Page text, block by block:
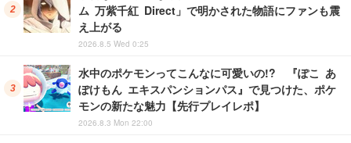
ム 万紫千紅 Direct」で明かされた物語にファンも震
え上がる
2026.8.5 Wed 0:25
水中のポケモンってこんなに可愛いの!? 『ぽこ あ
ぽけもん エキスパンションパス』で見つけた、ポケ
モンの新たな魅力【先行プレイレポ】
2026.8.3 Mon 22:00